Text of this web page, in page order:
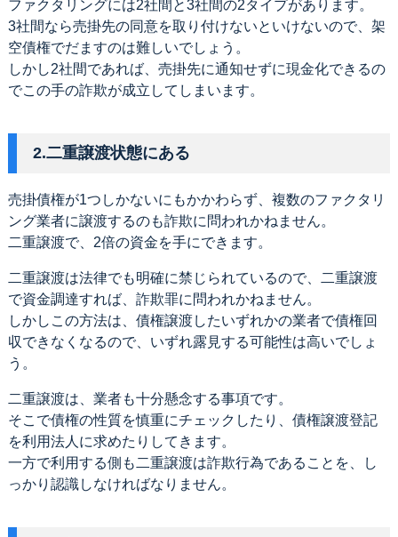
ファクタリングには2社間と3社間の2タイプがあります。
3社間なら売掛先の同意を取り付けないといけないので、架
空債権でだますのは難しいでしょう。
しかし2社間であれば、売掛先に通知せずに現金化できるの
でこの手の詐欺が成立してしまいます。
2.二重譲渡状態にある
売掛債権が1つしかないにもかかわらず、複数のファクタリ
ング業者に譲渡するのも詐欺に問われかねません。
二重譲渡で、2倍の資金を手にできます。
二重譲渡は法律でも明確に禁じられているので、二重譲渡
で資金調達すれば、詐欺罪に問われかねません。
しかしこの方法は、債権譲渡したいずれかの業者で債権回
収できなくなるので、いずれ露見する可能性は高いでしょ
う。
二重譲渡は、業者も十分懸念する事項です。
そこで債権の性質を慎重にチェックしたり、債権譲渡登記
を利用法人に求めたりしてきます。
一方で利用する側も二重譲渡は詐欺行為であることを、し
っかり認識しなければなりません。